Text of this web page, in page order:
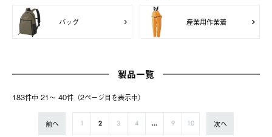
バッグ 産業用作業着
製品一覧
183件中 21〜 40件（2ページ⽬を表⽰中）
前へ 2 3 4 ... 9 10 次へ